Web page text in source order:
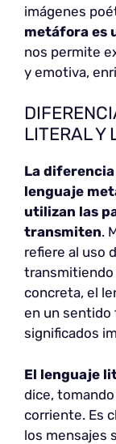
imágenes
metáfora es
nos permite
y emotiva,
LITERAL Y
La
lenguaje
utilizan las
transmiten.
refiere al uso
transmitiendo
concreta, el
en un sentido
significados
El lenguaje
dice,
corriente. Es
los mensajes